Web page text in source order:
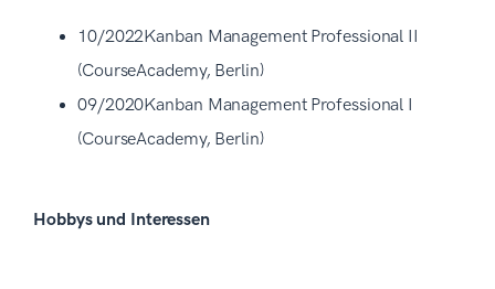
10/2022Kanban Management Professional II
(CourseAcademy, Berlin)
09/2020Kanban Management Professional I
(CourseAcademy, Berlin)
Hobbys und Interessen